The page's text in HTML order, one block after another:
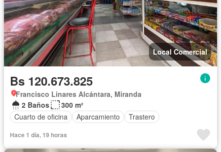
Local Comercial
Bs 120.673.825
Francisco Linares Alcántara, Miranda
2 Baños
300 m²
Cuarto de oficina
Aparcamiento Trastero
Hace 1 día, 19 horas